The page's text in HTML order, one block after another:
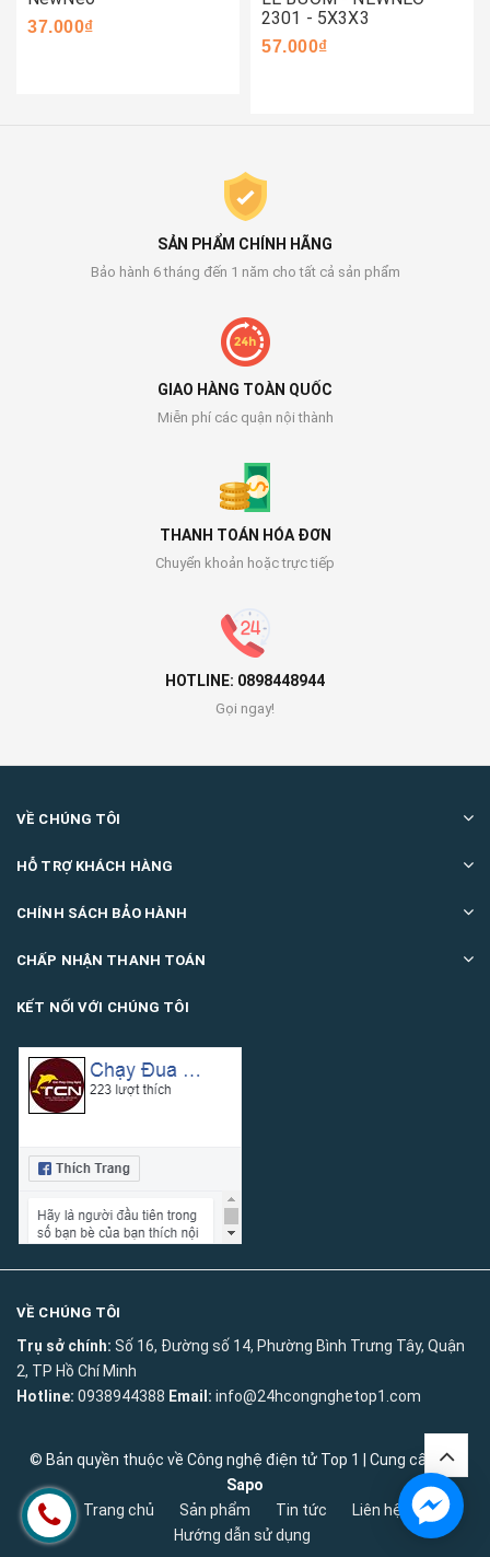
37.000₫
2301 - 5X3X3
57.000₫
SẢN PHẨM CHÍNH HÃNG
Bảo hành 6 tháng đến 1 năm cho tất cả sản phẩm
GIAO HÀNG TOÀN QUỐC
Miễn phí các quận nội thành
THANH TOÁN HÓA ĐƠN
Chuyển khoản hoặc trực tiếp
HOTLINE: 0898448944
Gọi ngay!
VỀ CHÚNG TÔI
HỖ TRỢ KHÁCH HÀNG
CHÍNH SÁCH BẢO HÀNH
CHẤP NHẬN THANH TOÁN
KẾT NỐI VỚI CHÚNG TÔI
VỀ CHÚNG TÔI
Trụ sở chính: Số 16, Đường số 14, Phường Bình Trưng Tây, Quận
2, TP Hồ Chí Minh
Hotline: 0938944388 Email: info@24hcongnghetop1.com
© Bản quyền thuộc về Công nghệ điện tử Top 1
Cung cấp bởi
Sapo
Trang chủ
Sản phẩm Tin tức
Liên hệ
Hướng dẫn sử dụng